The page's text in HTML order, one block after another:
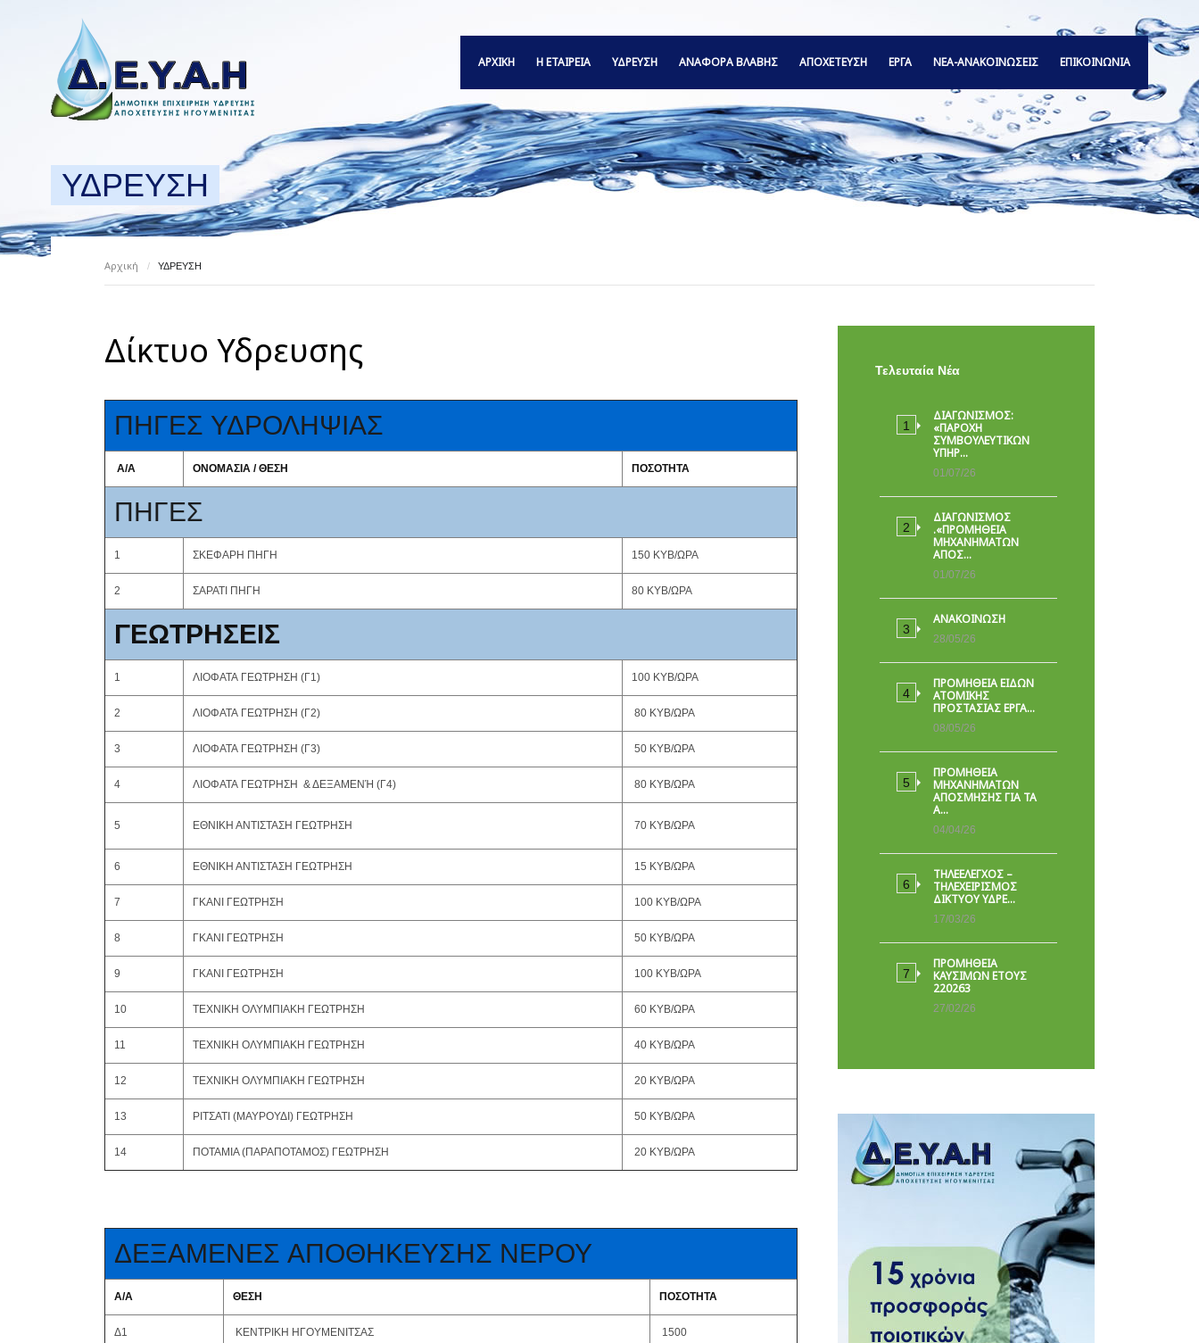
ΑΡΧΙΚΗ Η ΕΤΑΙΡΕΙΑ ΥΔΡΕΥΣΗ ΑΝΑΦΟΡΆ ΒΛΆΒΗΣ ΑΠΟΧΕΤΕΥΣΗ ΕΡΓΑ ΝΕΑ-ΑΝΑΚΟΙΝΩΣΕΙΣ ΕΠΙΚΟΙΝΩΝΙΑ
ΥΔΡΕΥΣΗ
Αρχική / ΥΔΡΕΥΣΗ
Δίκτυο Υδρευσης
ΠΗΓΕΣ ΥΔΡΟΛΗΨΙΑΣ
Α/Α ΟΝΟΜΑΣΙΑ / ΘΕΣΗ ΠΟΣΟΤΗΤΑ
ΠΗΓΕΣ
1 ΣΚΕΦΑΡΗ ΠΗΓΗ 150 ΚΥΒ/ΩΡΑ
2 ΣΑΡΑΤΙ ΠΗΓΗ 80 ΚΥΒ/ΩΡΑ
ΓΕΩΤΡΗΣΕΙΣ
1 ΛΙΟΦΑΤΑ ΓΕΩΤΡΗΣΗ (Γ1) 100 ΚΥΒ/ΩΡΑ
2 ΛΙΟΦΑΤΑ ΓΕΩΤΡΗΣΗ (Γ2) 80 ΚΥΒ/ΩΡΑ
3 ΛΙΟΦΑΤΑ ΓΕΩΤΡΗΣΗ (Γ3) 50 ΚΥΒ/ΩΡΑ
4 ΛΙΟΦΑΤΑ ΓΕΩΤΡΗΣΗ & ΔΕΞΑΜΕΝΉ (Γ4) 80 ΚΥΒ/ΩΡΑ
5 ΕΘΝΙΚΗ ΑΝΤΙΣΤΑΣΗ ΓΕΩΤΡΗΣΗ 70 ΚΥΒ/ΩΡΑ
6 ΕΘΝΙΚΗ ΑΝΤΙΣΤΑΣΗ ΓΕΩΤΡΗΣΗ 15 ΚΥΒ/ΩΡΑ
7 ΓΚΑΝΙ ΓΕΩΤΡΗΣΗ 100 ΚΥΒ/ΩΡΑ
8 ΓΚΑΝΙ ΓΕΩΤΡΗΣΗ 50 ΚΥΒ/ΩΡΑ
9 ΓΚΑΝΙ ΓΕΩΤΡΗΣΗ 100 ΚΥΒ/ΩΡΑ
10 ΤΕΧΝΙΚΗ ΟΛΥΜΠΙΑΚΗ ΓΕΩΤΡΗΣΗ 60 ΚΥΒ/ΩΡΑ
11 ΤΕΧΝΙΚΗ ΟΛΥΜΠΙΑΚΗ ΓΕΩΤΡΗΣΗ 40 ΚΥΒ/ΩΡΑ
12 ΤΕΧΝΙΚΗ ΟΛΥΜΠΙΑΚΗ ΓΕΩΤΡΗΣΗ 20 ΚΥΒ/ΩΡΑ
13 ΡΙΤΣΑΤΙ (ΜΑΥΡΟΥΔΙ) ΓΕΩΤΡΗΣΗ 50 ΚΥΒ/ΩΡΑ
14 ΠΟΤΑΜΙΑ (ΠΑΡΑΠΟΤΑΜΟΣ) ΓΕΩΤΡΗΣΗ 20 ΚΥΒ/ΩΡΑ
ΔΕΞΑΜΕΝΕΣ ΑΠΟΘΗΚΕΥΣΗΣ ΝΕΡΟΥ
Α/Α ΘΕΣΗ ΠΟΣΟΤΗΤΑ
Δ1 ΚΕΝΤΡΙΚΗ ΗΓΟΥΜΕΝΙΤΣΑΣ 1500
Τελευταία Νέα
ΔΙΑΓΩΝΙΣΜΟΣ:
«ΠΑΡΟΧΉ
ΣΥΜΒΟΥΛΕΥΤΙΚΏΝ
ΥΠΗΡ…
01/07/26
ΔΙΑΓΩΝΙΣΜΟΣ
.«ΠΡΟΜΗΘΕΙΑ
ΜΗΧΑΝΗΜΑΤΩΝ
ΑΠΟΣ…
01/07/26
ΑΝΑΚΟΙΝΩΣΗ
28/05/26
ΠΡΟΜΉΘΕΙΑ ΕΙΔΏΝ
ΑΤΟΜΙΚΉΣ
ΠΡΟΣΤΑΣΊΑΣ ΕΡΓΑ…
08/05/26
ΠΡΟΜΗΘΕΙΑ
ΜΗΧΑΝΗΜΑΤΩΝ
ΑΠΟΣΜΗΣΗΣ ΓΙΑ ΤΑ
Α…
04/04/26
ΤΗΛΕΕΛΕΓΧΟΣ –
ΤΗΛΕΧΕΙΡΙΣΜΟΣ
ΔΙΚΤΥΟΥ ΥΔΡΕ…
17/03/26
ΠΡΟΜΗΘΕΙΑ
ΚΑΥΣΙΜΩΝ ΕΤΟΥΣ
220263
27/02/26